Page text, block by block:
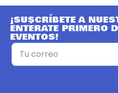
¡SUSCRÍBETE A
ENTÉRATE PRIMERO
EVENTOS!